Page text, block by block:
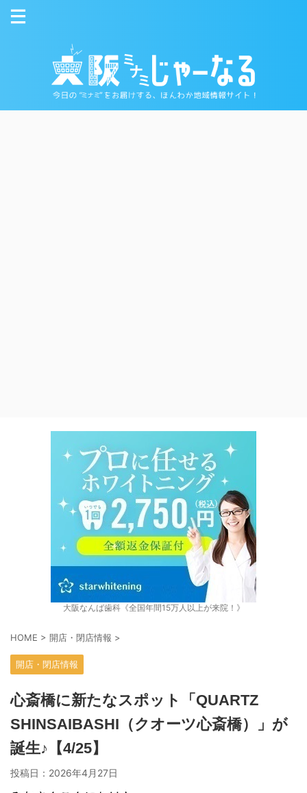
大阪なんば歯科《全国年間15万人以上が来院！》
HOME > 開店・閉店情報 >
開店・閉店情報
心斎橋に新たなスポット「QUARTZ
SHINSAIBASHI（クオーツ心斎橋）」が
誕生♪【4/25】
投稿日： 2026年4月27日